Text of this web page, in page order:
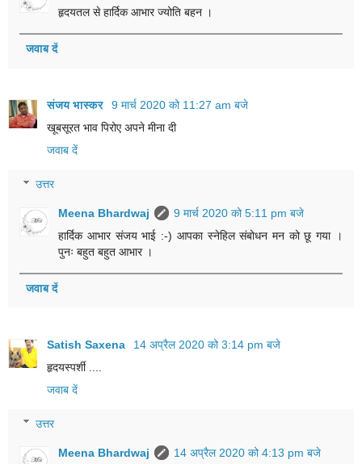
हृदयतल से हार्दिक आभार ज्योति बहन ।
जवाब दें
संजय भास्‍कर
9 मार्च 2020 को 11:27 am बजे
खूबसूरत भाव पिरोए अपने मीना दी
जवाब दें
उत्तर
Meena Bhardwaj
9 मार्च 2020 को 5:11 pm बजे
हार्दिक आभार संजय भाई :-) आपका स्नेहिल संबोधन मन को छू गया ।
पुनः बहुत बहुत आभार ।
जवाब दें
Satish Saxena
14 अप्रैल 2020 को 3:14 pm बजे
हृदयस्पर्शी ....
जवाब दें
उत्तर
Meena Bhardwaj
14 अप्रैल 2020 को 4:13 pm बजे